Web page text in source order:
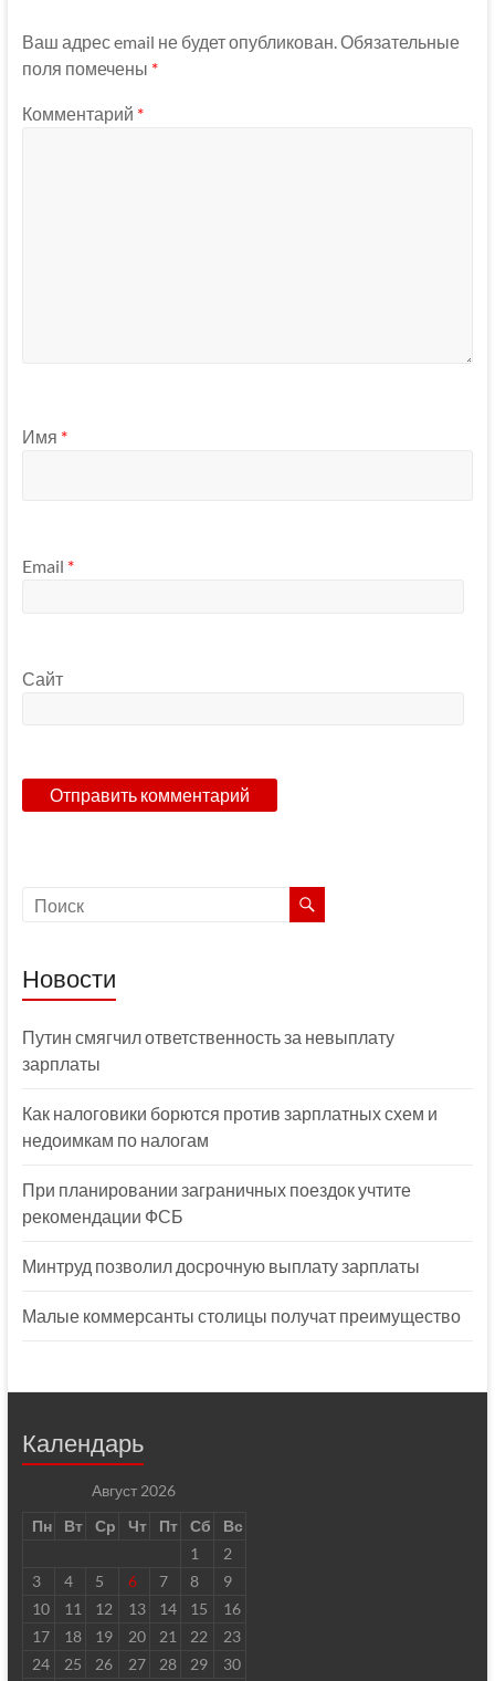
Ваш адрес email не будет опубликован. Обязательные
поля помечены *
Комментарий *
Имя *
Email *
Сайт
Новости
Путин смягчил ответственность за невыплату
зарплаты
Как налоговики борются против зарплатных схем и
недоимкам по налогам
При планировании заграничных поездок учтите
рекомендации ФСБ
Минтруд позволил досрочную выплату зарплаты
Малые коммерсанты столицы получат преимущество
Календарь
Август 2026
Пн
Вт Ср Чт Пт Сб
Вс
1
2
3
4 5 6 7 8
9
10
11 12 13 14 15
16
17
18 19 20 21 22
23
24
25 26 27 28 29
30